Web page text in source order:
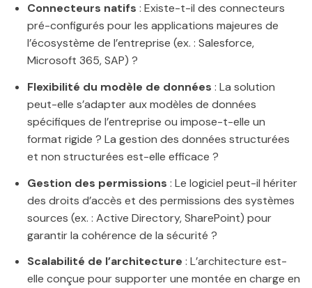
Connecteurs natifs : Existe-t-il des connecteurs
pré-configurés pour les applications majeures de
l’écosystème de l’entreprise (ex. : Salesforce,
Microsoft 365, SAP) ?
Flexibilité du modèle de données : La solution
peut-elle s’adapter aux modèles de données
spécifiques de l’entreprise ou impose-t-elle un
format rigide ? La gestion des données structurées
et non structurées est-elle efficace ?
Gestion des permissions : Le logiciel peut-il hériter
des droits d’accès et des permissions des systèmes
sources (ex. : Active Directory, SharePoint) pour
garantir la cohérence de la sécurité ?
Scalabilité de l’architecture : L’architecture est-
elle conçue pour supporter une montée en charge en